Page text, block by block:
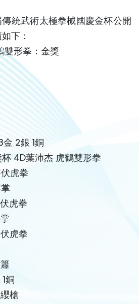
統武術太極拳械國慶金杯公開
下：
雙形拳：金獎
2銀 1銅
4D葉沛杰 虎鶴雙形拳
虎拳
虎拳
虎拳
銅
槍